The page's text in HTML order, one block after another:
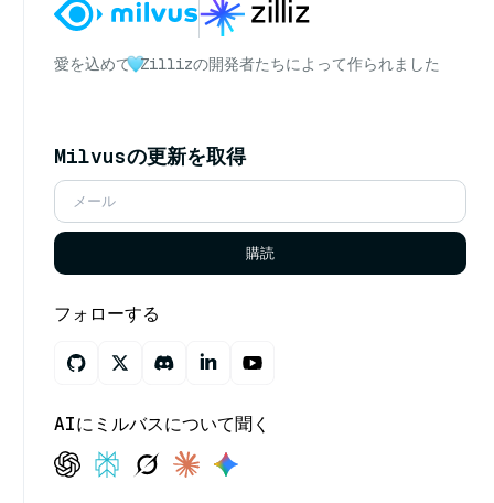
愛を込めて Zillizの開発者たちによって作られました
Milvusの更新を取得
購読
フォローする
AIにミルバスについて聞く